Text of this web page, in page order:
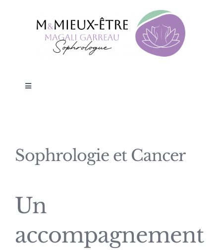
Toggle
TARIFS
Actualités
Sophrologie et Cancer
Un
accompagnement